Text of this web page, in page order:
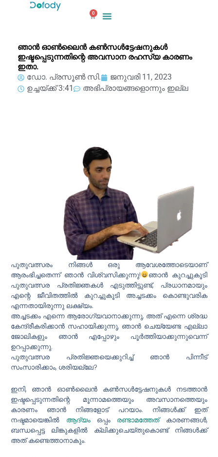
ഉള്ളടക്കത്തിലേക്ക്
0
കാർട്ട്
ഞാൻ ഓൺലൈൻ കൺസൾട്ടേഷനുകൾ
ഇഷ്ടപ്പെടുന്നതിന്റെ അവസാന രഹസ്യ കാരണം
ഇതാ.
ഡോ. പ്രസൂൺ സി.
ജനുവരി 11, 2023
ഉച്ചയ്ക്ക് 3:41
അഭിപ്രായങ്ങളൊന്നും ഇല്ല
പുതുവത്സരം നിങ്ങൾ ഒരു ആവേശത്തോടെയാണ്
ആരംഭിച്ചതെന്ന് ഞാൻ വിശ്വസിക്കുന്നു!
ഞാൻ കുറച്ചുകൂടി
പുതുവത്സര പ്രതിജ്ഞകൾ എടുത്തിട്ടുണ്ട്, പ്രധാനമായും
എന്റെ ജീവിതത്തിൽ കുറച്ചുകൂടി അച്ചടക്കം കൊണ്ടുവരിക
എന്നതായിരുന്നു ലക്ഷ്യം.
അച്ചടക്കം എന്നെ ആരോഗ്യവാനാക്കുന്നു, അത് എന്നെ ശ്രദ്ധ
കേന്ദ്രീകരിക്കാൻ സഹായിക്കുന്നു, ഞാൻ ചെയ്യേണ്ട എല്ലാ
ജോലികളും ഞാൻ എപ്പോഴും പൂർത്തിയാക്കുന്നുവെന്ന്
ഉറപ്പാക്കുന്നു.
പുതുവത്സര പ്രതിജ്ഞയെക്കുറിച്ച് ഞാൻ പിന്നീട്
സംസാരിക്കാം, ശരിയല്ലേ?
ഇനി, ഞാൻ ഓൺലൈൻ കൺസൾട്ടേഷനുകൾ നടത്താൻ
ഇഷ്ടപ്പെടുന്നതിന്റെ മൂന്നാമത്തെയും അവസാനത്തെയും
കാരണം ഞാൻ നിങ്ങളോട് പറയാം. നിങ്ങൾക്ക് ഇത്
നഷ്ടമായെങ്കിൽ ആദ്യംഒപ്പം രണ്ടാമത്തേത്കാരണങ്ങൾ,
ബന്ധപ്പെട്ട ലിങ്കുകളിൽ ക്ലിക്കുചെയ്തുകൊണ്ട് നിങ്ങൾക്ക്
അത് കണ്ടെത്താനാകും.